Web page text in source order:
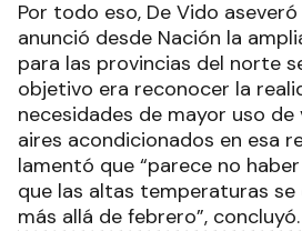
Por todo eso, De Vido
anunció desde Nación la
para las provincias del norte
objetivo era reconocer la
necesidades de mayor uso
aires acondicionados en esa
lamentó que “parece no
que las altas temperaturas
más allá de febrero”, concluyó.